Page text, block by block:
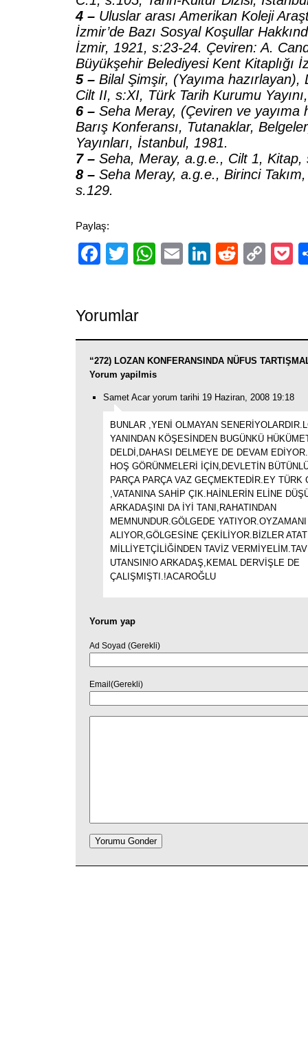
4 – Uluslar arası Amerikan Koleji
İzmir’de Bazı Sosyal Koşullar
İzmir, 1921, s:23-24. Çeviren: A.
Büyükşehir Belediyesi Kent Kitaplığı
5 – Bilal Şimşir, (Yayıma hazırlayan),
Cilt II, s:XI, Türk Tarih Kurumu
6 – Seha Meray, (Çeviren ve yayıma
Barış Konferansı, Tutanaklar,
Yayınları, İstanbul, 1981.
7 – Seha, Meray, a.g.e., Cilt 1, Kitap,
8 – Seha Meray, a.g.e., Birinci
s.129.
Paylaş:
Facebook
TwitterWhatsApp
EmailLinkedIn
Reddit
Yorumlar
“272) LOZAN KONFERANSINDA NÜFUS
Yorum yapilmis
Samet Acar yorum tarihi 19 Haziran, 2008 19:18
BUNLAR ,YENİ OLMAYAN
YANINDAN KÖŞESİNDEN BUGÜNKÜ
DELDİ,DAHASI DELMEYE DE DEVAM
HOŞ GÖRÜNMELERİ İÇİN,DEVLETİN
PARÇA PARÇA VAZ GEÇMEKTEDİR.EY TÜRK
,VATANINA SAHİP ÇIK.HAİNLERİN ELİNE
ARKADAŞINI DA İYİ TANI,RAHATINDAN
MEMNUNDUR.GÖLGEDE
ALIYOR,GÖLGESİNE ÇEKİLİYOR.BİZLER
MİLLİYETÇİLİĞİNDEN TAVİZ
UTANSIN!O ARKADAŞ,KEMAL DERVİŞLE DE
ÇALIŞMIŞTI.!ACAROĞLU
Yorum yap
Ad Soyad (Gerekli)
Email(Gerekli)